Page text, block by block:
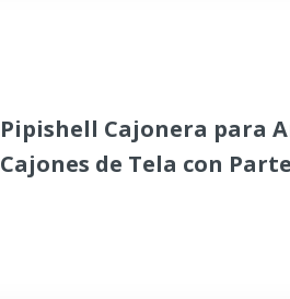
Pipishell Cajonera para
Cajones de Tela con